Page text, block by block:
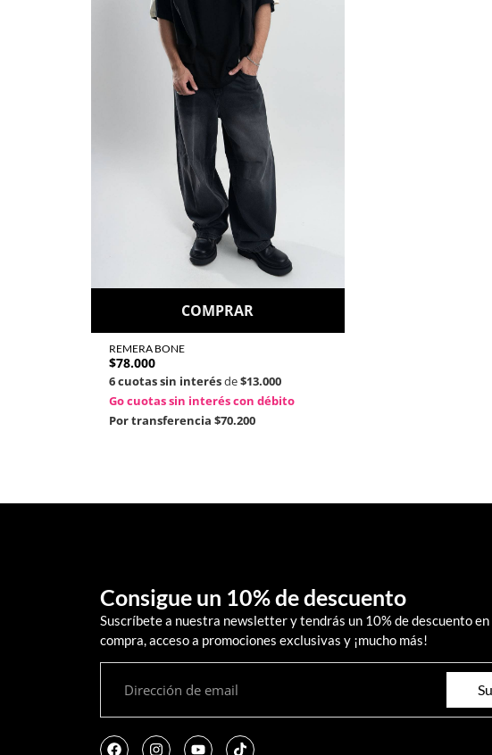
COMPRAR
REMERA BONE
$78.000
6 cuotas sin interésde$13.000
Go cuotas sin interés con débito
Por transferencia $70.200
Consigue un 10% de descuento
Suscríbete a nuestra newsletter y tendrás un 10% de descuento
compra, acceso a promociones exclusivas y ¡mucho más!